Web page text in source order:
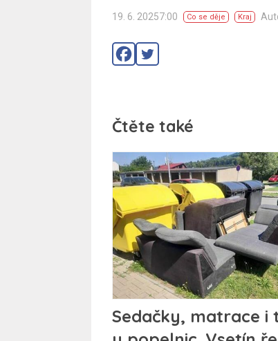
19. 6. 20257:00 Co se děje Kraj
Čtěte také
Sedačky, matrace i